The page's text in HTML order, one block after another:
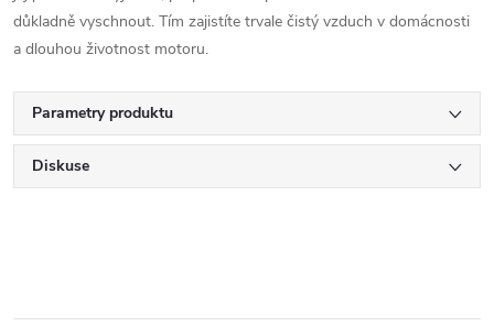
důkladně vyschnout. Tím zajistíte trvale čistý vzduch v domácnosti
a dlouhou životnost motoru.
Parametry produktu
Diskuse